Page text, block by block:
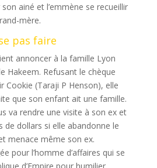
ainé et l’emmène se recueillir
mère.
pas faire
annoncer à la famille Lyon
Hakeem. Refusant le chèque
Cookie (Taraji P Henson), elle
que son enfant ait une famille.
va rendre une visite à son ex et
de dollars si elle abandonne le
menace même son ex.
pour l’homme d’affaires qui se